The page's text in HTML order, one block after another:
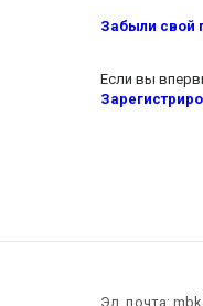
Забыли свой
Если вы
Эл. почта: